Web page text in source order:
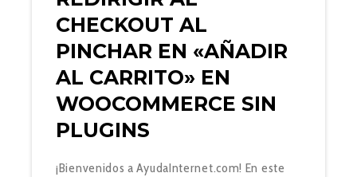
CHECKOUT AL
PINCHAR EN «AÑADIR
AL CARRITO» EN
WOOCOMMERCE SIN
PLUGINS
¡Bienvenidos a AyudaInternet.com! En este